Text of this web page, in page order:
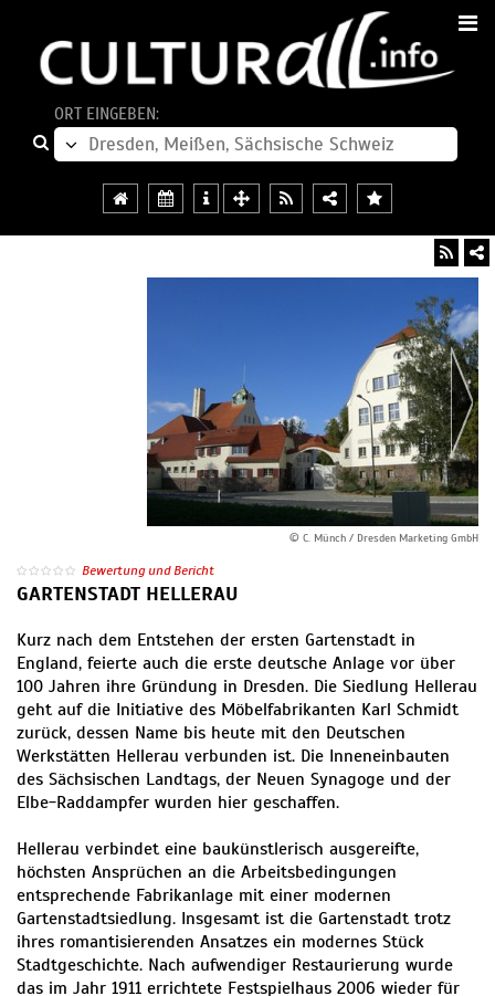
ORT EINGEBEN:
© C. Münch / Dresden Marketing GmbH
Bewertung und Bericht
GARTENSTADT HELLERAU
Kurz nach dem Entstehen der ersten Gartenstadt in
England, feierte auch die erste deutsche Anlage vor über
100 Jahren ihre Gründung in Dresden. Die Siedlung Hellerau
geht auf die Initiative des Möbelfabrikanten Karl Schmidt
zurück, dessen Name bis heute mit den Deutschen
Werkstätten Hellerau verbunden ist. Die Inneneinbauten
des Sächsischen Landtags, der Neuen Synagoge und der
Elbe-Raddampfer wurden hier geschaffen.
Hellerau verbindet eine baukünstlerisch ausgereifte,
höchsten Ansprüchen an die Arbeitsbedingungen
entsprechende Fabrikanlage mit einer modernen
Gartenstadtsiedlung. Insgesamt ist die Gartenstadt trotz
ihres romantisierenden Ansatzes ein modernes Stück
Stadtgeschichte. Nach aufwendiger Restaurierung wurde
das im Jahr 1911 errichtete Festspielhaus 2006 wieder für